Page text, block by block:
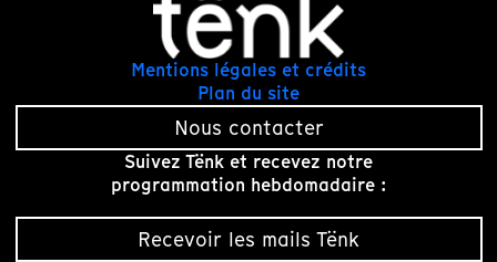
Mentions légales et crédits
Plan du site
Nous contacter
Suivez Tënk et recevez notre
programmation hebdomadaire :
Recevoir les mails Tënk